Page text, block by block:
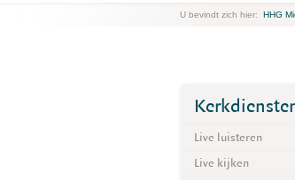
U bevindt zich hier: HHG
Live luisteren
Live kijken